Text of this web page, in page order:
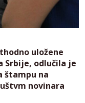
uložene
Srbije, odlučila je
štampu na
novinara